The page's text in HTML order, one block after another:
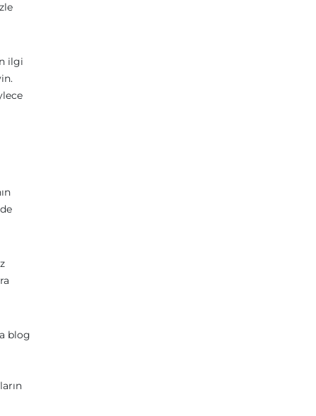
ilgi
blog